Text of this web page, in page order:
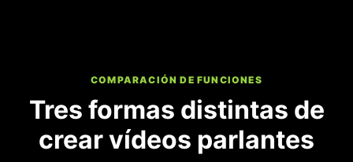
COMPARACIÓN DE FUNCIONES
Tres formas distintas de
crear vídeos parlantes